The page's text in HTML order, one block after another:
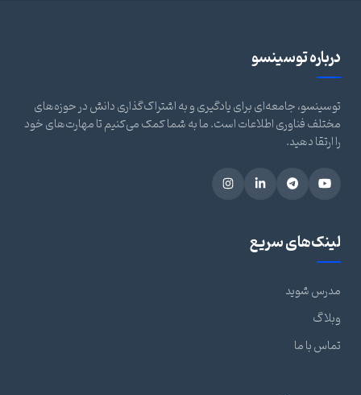
درباره توسینسو
توسینسو، جامعه‌ای برای یادگیری و به اشتراک‌گذاری دانش در حوزه‌های
مختلف فناوری اطلاعات است. ما به شما کمک می‌کنیم تا مهارت‌های خود
را ارتقا دهید.
لینک‌های سریع
مدرس شوید
وبلاگ
تماس با ما